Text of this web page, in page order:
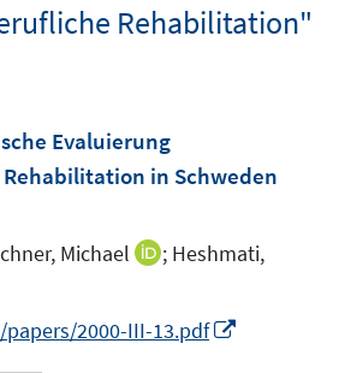
Rehabilitation"
Evaluierung
in Schweden
Michael
I
e
; Heshmati,
2000-III-13.pdf